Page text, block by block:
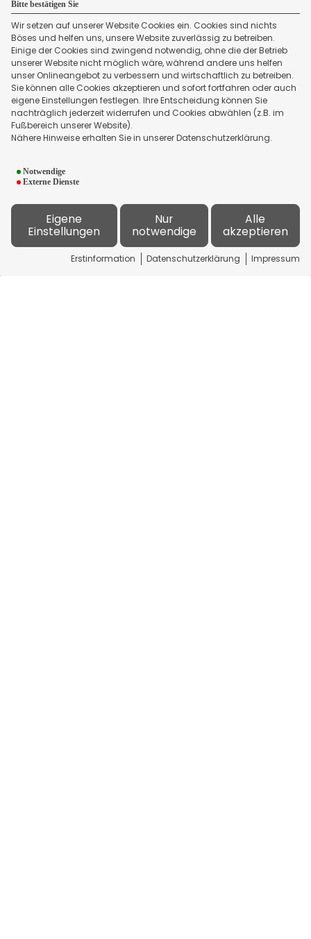
Bitte bestätigen Sie
Wir setzen auf unserer Website Cookies ein. Cookies sind nichts
Böses und helfen uns, unsere Website zuverlässig zu betreiben.
Einige der Cookies sind zwingend notwendig, ohne die der Betrieb
unserer Website nicht möglich wäre, während andere uns helfen
unser Onlineangebot zu verbessern und wirtschaftlich zu betreiben.
Sie können alle Cookies akzeptieren und sofort fortfahren oder auch
eigene Einstellungen festlegen. Ihre Entscheidung können Sie
nachträglich jederzeit widerrufen und Cookies abwählen (z.B. im
Fußbereich unserer Website).
Nähere Hinweise erhalten Sie in unserer Datenschutzerklärung.
Notwendige
Externe Dienste
Eigene
Einstellungen
Nur
notwendige
Alle
akzeptieren
Erstinformation Datenschutzerklärung Impressum
Kreditkartenvergleich:
Hinweise zur Datenverarbeitung
Daten an Dritte übertragen.
Mehr dazu entnehmen Sie bitte unserer
Datenschutzerklärung.
Datenschutzerklärung